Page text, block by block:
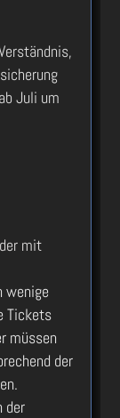
Juli um
mit
wenige
Tickets
müssen
der
der